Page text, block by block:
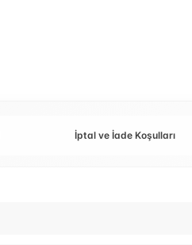
İptal ve İade Koşulları